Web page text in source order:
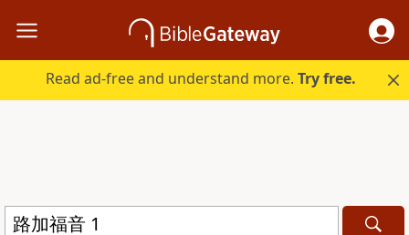
Read ad-free and understand more.Try free.